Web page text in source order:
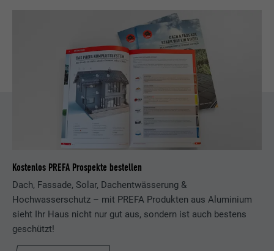
Kostenlos PREFA Prospekte bestellen
Dach, Fassade, Solar, Dachentwässerung &
Hochwasserschutz – mit PREFA Produkten aus Aluminium
sieht Ihr Haus nicht nur gut aus, sondern ist auch bestens
geschützt!
der Browser das Setzen von Cookies
erlaubt. Enthält keine
Identifikationsmerkmale.
Sitzung
Eingestellt von LinkedIn, wenn eine
Webseite ein eingebettetes "Folgen Sie
uns"-Fenster enthält.
Anbieter LinkedIn
Laufzeit 2 Jahre
Verwendet vom Social-Networking-Dienst